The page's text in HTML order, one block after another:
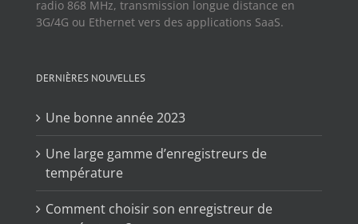
radio 868 MHz, transmission longue distance en
3G/4G ou Ethernet vers des applications SaaS.
DERNIÈRES NOUVELLES
Une bonne année 2023
Une large gamme d’enregistreurs de
température
Comment choisir son enregistreur de